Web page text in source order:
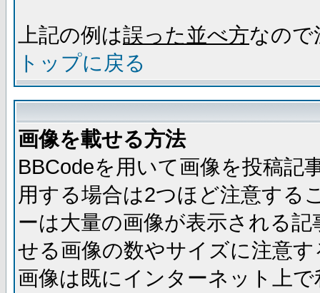
上記の例は誤った並べ方なので
トップに戻る
画像を載せる方法
BBCodeを用いて画像を投稿記
用する場合は2つほど注意する
ーは大量の画像が表示される
せる画像の数やサイズに注意
画像は既にインターネット上